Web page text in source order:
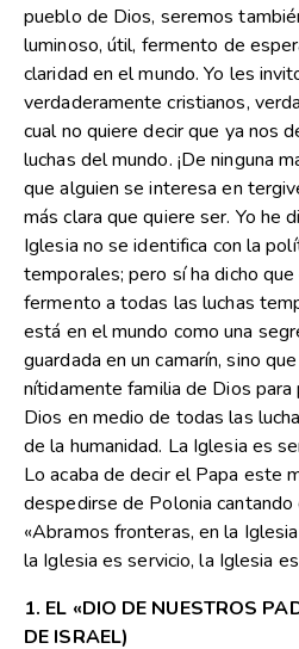
pueblo de Dios, seremos
luminoso, útil, fermento de
claridad en el mundo. Yo les
verdaderamente cristianos,
cual no quiere decir que ya nos
luchas del mundo. ¡De ninguna
que alguien se interesa en
más clara que quiere ser. Yo he
Iglesia no se identifica con la
temporales; pero sí ha dicho
fermento a todas las luchas
está en el mundo como una
guardada en un camarín, sino
nítidamente familia de Dios
Dios en medio de todas las
de la humanidad. La Iglesia es
Lo acaba de decir el Papa este
despedirse de Polonia cantando
«Abramos fronteras, en la
la Iglesia es servicio, la Iglesia
1. EL «DIO DE NUESTROS
DE ISRAEL)